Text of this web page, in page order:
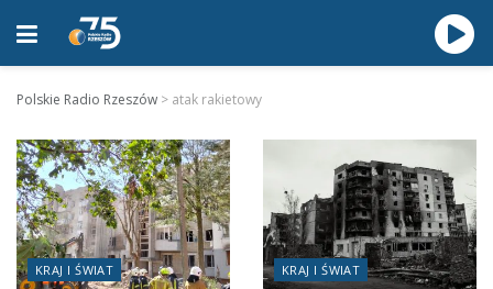
Polskie Radio Rzeszów > atak rakietowy
KRAJ I ŚWIAT KRAJ I ŚWIAT